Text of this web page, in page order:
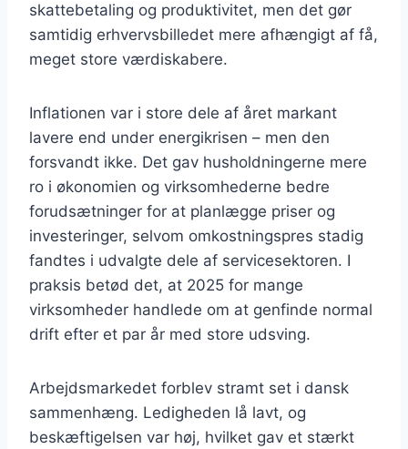
skattebetaling og produktivitet, men det gør
samtidig erhvervsbilledet mere afhængigt af få,
meget store værdiskabere.
Inflationen var i store dele af året markant
lavere end under energikrisen – men den
forsvandt ikke. Det gav husholdningerne mere
ro i økonomien og virksomhederne bedre
forudsætninger for at planlægge priser og
investeringer, selvom omkostningspres stadig
fandtes i udvalgte dele af servicesektoren. I
praksis betød det, at 2025 for mange
virksomheder handlede om at genfinde normal
drift efter et par år med store udsving.
Arbejdsmarkedet forblev stramt set i dansk
sammenhæng. Ledigheden lå lavt, og
beskæftigelsen var høj, hvilket gav et stærkt